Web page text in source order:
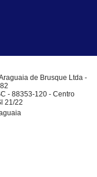
de Brusque Ltda -
- 88353-120 - Centro
21/22